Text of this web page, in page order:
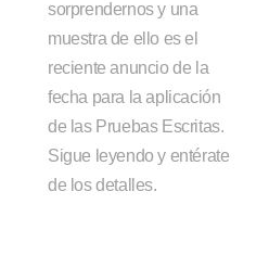
sorprendernos y una
muestra de ello es el
reciente anuncio de la
fecha para la aplicación
de las Pruebas Escritas.
Sigue leyendo y entérate
de los detalles.